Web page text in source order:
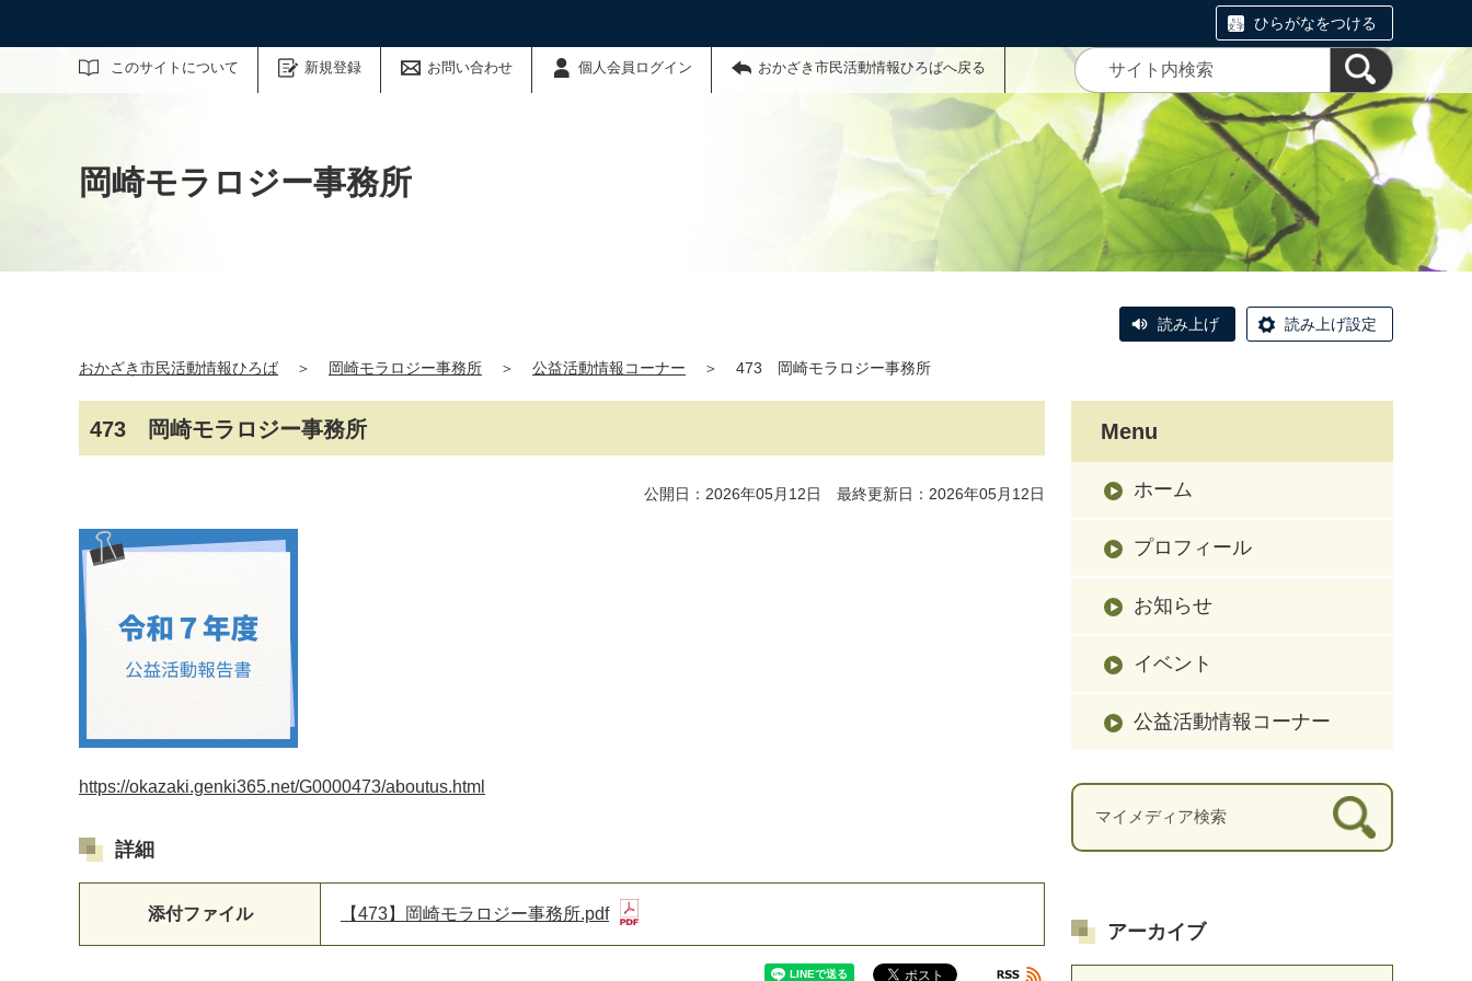
ひらがなをつける
このサイトについて 新規登録 お問い合わせ 個人会員ログイン おかざき市民活動情報ひろばへ戻る
サイト内検索
岡崎モラロジー事務所
読み上げ 読み上げ設定
おかざき市民活動情報ひろば ＞ 岡崎モラロジー事務所 ＞ 公益活動情報コーナー ＞ 473 岡崎モラロジー事務所
473 岡崎モラロジー事務所
公開日：2026年05月12日 最終更新日：2026年05月12日
https://okazaki.genki365.net/G0000473/aboutus.html
詳細
添付ファイル 【473】岡崎モラロジー事務所.pdf
Menu
ホーム
プロフィール
お知らせ
イベント
公益活動情報コーナー
マイメディア検索
アーカイブ